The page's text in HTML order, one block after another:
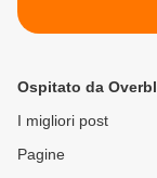
Ospitato da
I migliori post
Pagine